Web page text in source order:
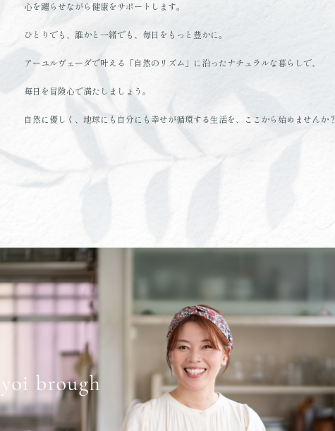
心を躍らせながら健康をサポートします。
ひとりでも、誰かと一緒でも、毎日をもっと豊かに。
アーユルヴェーダで叶える「自然のリズム」に沿ったナチュラルな暮らしで、
毎日を冒険心で満たしましょう。
自然に優しく、地球にも自分にも幸せが循環する生活を、ここから始めませんか？